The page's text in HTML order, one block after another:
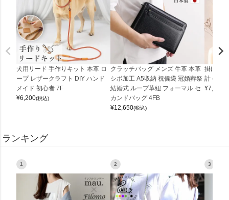
犬用リード 手作りキット 本革 ロ
ープ レザークラフト DIY ハンド
メイド 初心者 7F
¥6,200(税込)
クラッチバッグ メンズ 牛革 本革
シボ加工 A5収納 祝儀袋 冠婚葬祭
結婚式 ループ革紐 フォーマル セ
カンドバッグ 4FB
¥12,650(税込)
掛け時
計
¥7,150
ランキング
1 2 3